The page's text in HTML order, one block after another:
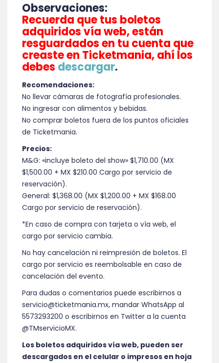
Observaciones:
Recuerda que tus boletos
adquiridos vía web, están
resguardados en tu cuenta que
creaste en Ticketmania, ahí los
debes descargar.
Recomendaciones:
No llevar cámaras de fotografía profesionales.
No ingresar con alimentos y bebidas.
No comprar boletos fuera de los puntos oficiales
de Ticketmania.
Precios:
M&G: «incluye boleto del show» $1,710.00 (MX
$1,500.00 + MX $210.00 Cargo por servicio de
reservación).
General: $1,368.00 (MX $1,200.00 + MX $168.00
Cargo por servicio de reservación).
*En caso de compra con tarjeta o vía web, el
cargo por servicio cambia.
No hay cancelación ni reimpresión de boletos. El
cargo por servicio es reembolsable en caso de
cancelación del evento.
Para dudas o comentarios puede escribirnos a
servicio@ticketmania.mx, mandar WhatsApp al
5573293200 o escribirnos en Twitter a la cuenta
@TMservicioMX.
Los boletos adquiridos vía web, pueden ser
descargados en el celular o impresos en hoja